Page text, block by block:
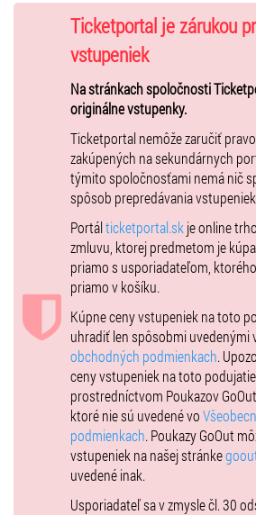
momentov, ktoré sa na jednom pódiu v
nezopakujú. Toto je jedinečná príležitosť
skupiny, ktorej mnohé piesne nielenže
soundtrackom života mnohých z nás.
Príďte si zaspievať a zaspomínať na
Táslerovcov a zároveň prostredníctvom
spomienok, kedy ste zažili svoj prvý
dovolenkovú Exotiku a iné silné chvíle,
navždy zostanú. A presne taký bude aj
ľuďoch, priateľstve, hudbe, láske a o histórii
slovenských kapiel posledných dvoch
Jedinečnú mega šou plnú hudby a
réžii Jána Ďurovčíka môžete zažiť iba na
koncertoch v Bratislave a v Košiciach.
koncertoch vystúpi v pôvodnej zostave, v
album Klik-Klak: Ivan Tásler, Miro Tásler,
Bič a Martin Migaš. Okrem nich sa na
zaujímavých hostí, ktorí boli s kapelou
pôsobenia, konkrétne: Tomi Okres, Viktor
Dano Šoltis, Martin Valihora, Marián
Tanca i moderátor Michal Hudák. Na svoje
dnes už kultového spojenia IMT Smile
Lúčnica, ktorého sólisti sú taktiež súčasťou
Staňte sa súčasťou osláv 20. narodenín
Ticketportal je zárukou
vstupeniek
Na stránkach spoločnosti
originálne vstupenky.
Ticketportal nemôže zaručiť
zakúpených na sekundárnych
týmito spoločnosťami nemá nič
spôsob prepredávania
Portálticketportal.skje online
zmluvu, ktorej predmetom je
priamo s usporiadateľom,
priamo v košíku.
Kúpne ceny vstupeniek na toto
uhradiť len spôsobmi uvedenými
obchodných podmienkach.
ceny vstupeniek na toto
prostredníctvom Poukazov
ktoré nie sú uvedené vo
podmienkach. Poukazy GoOut
vstupeniek na našej stránke
uvedené inak.
Usporiadateľ sa v zmysle čl. 30